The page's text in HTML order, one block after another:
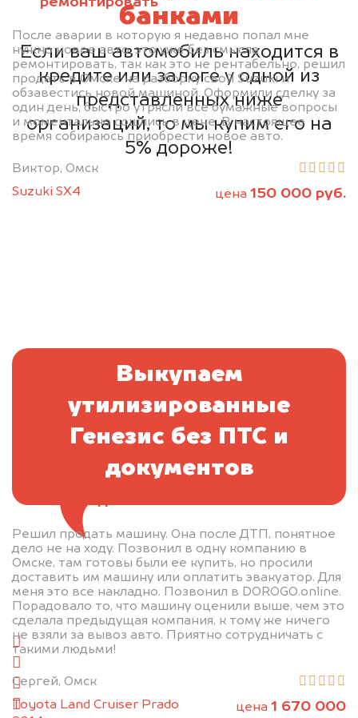
После аварии в которую я недавно попал мне
нужно новое авто, это уже без смысла
ремонтировать, так как это не рентабельно, решил
продать в Омске на разборку свой Suzuki и
обзавестись новой машиной. Оформили сделку за
один день, быстро утрясли все бумажные вопросы
и моментально сошлись в цене. В настоящее
время собираюсь приобрести новое авто.
Виктор, Омск
Suzuki SX4
цена 150 000 руб.
Самостоятельно забрали
Решил продать машину. Она после ДТП, понятное
дело не на ходу. Позвонил в одну компанию в
Омске, там готовы были ее купить, но просили
доставить им машину или оплатить эвакуатор. Для
меня это все накладно. Позвонил в DOROGO.online.
Порадовало то, что машину оценили выше, чем это
сделала предыдущая компания, к тому же ничего
не взяли за вывоз авто. Приятно сотрудничать с
такими людьми!
Сергей, Омск
Toyota Land Cruiser Prado
цена 1 670 000
банками
Если ваш автомобиль находится в
кредите или залоге у одной из
представленных ниже
организаций, то мы купим его на
5% дороже!
Выкупаем
утилизированные
Генезис без ПТС и
документов
Отправьте фотографии автомобиля — через
минуту эксперт-оценщик назовёт сумму.
1. Сфотографируйте машину:
слева
справа